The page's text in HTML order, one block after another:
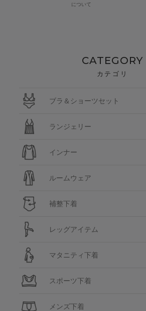
について
CATEGORY
カテゴリ
ブラ＆ショーツセット
ランジェリー
インナー
ルームウェア
補整下着
レッグアイテム
マタニティ下着
スポーツ下着
メンズ下着